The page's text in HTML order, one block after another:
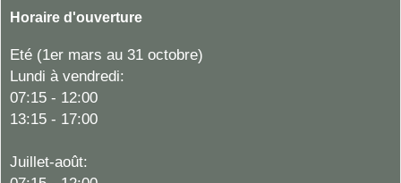
Horaire d'ouverture
Eté (1er mars au 31 octobre)
Lundi à vendredi:
07:15 - 12:00
13:15 - 17:00
Juillet-août: